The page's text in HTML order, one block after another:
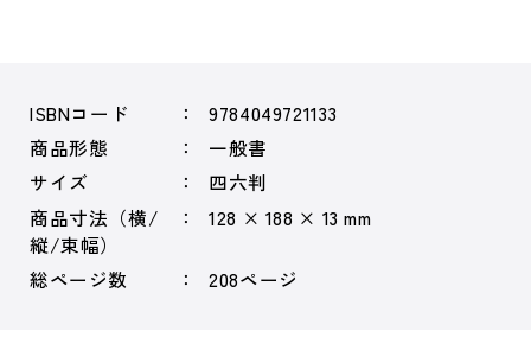
ISBNコード
9784049721133
商品形態
一般書
サイズ
四六判
商品寸法（横/
縦/束幅）
128 × 188 × 13 mm
総ページ数 208ページ